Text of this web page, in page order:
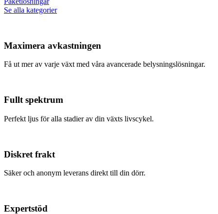
Se alla kategorier
Maximera avkastningen
Få ut mer av varje växt med våra avancerade belysningslösningar.
Fullt spektrum
Perfekt ljus för alla stadier av din växts livscykel.
Diskret frakt
Säker och anonym leverans direkt till din dörr.
Expertstöd